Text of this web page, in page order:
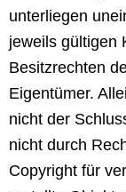
unterliegen
jeweils gültigen
Besitzrechten
Eigentümer.
nicht der
nicht durch
Copyright für